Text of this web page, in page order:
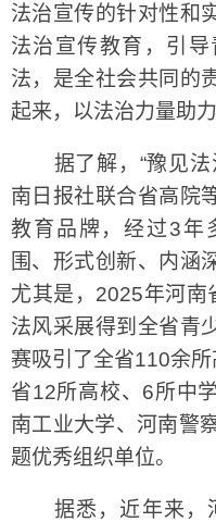
法治宣传的针对性和
法治宣传教育，引
法，是全社会共同的
起来，以法治力量助
据了解，“豫见法
南日报社联合省高院
教育品牌，经过3年
围、形式创新、内涵
尤其是，2025年河南
法风采展得到全省青
赛吸引了全省110余
省12所高校、6所中
南工业大学、河南警
题优秀组织单位。
据悉，近年来，河